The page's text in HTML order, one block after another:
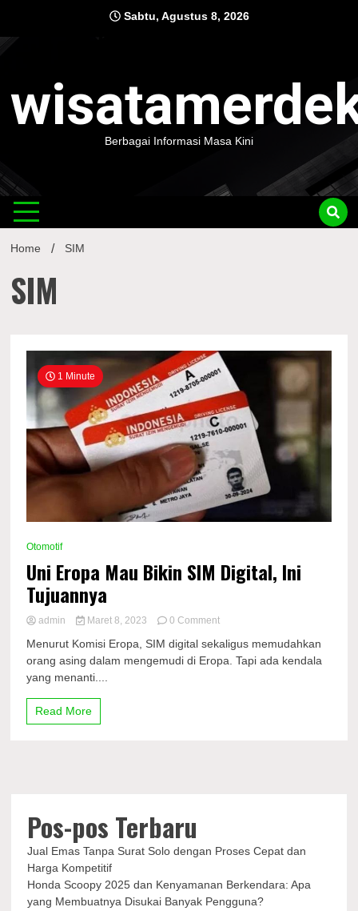
content
Sabtu, Agustus 8, 2026
Berbagai Informasi Masa Kini
Home SIM
SIM
1 Minute
Otomotif
Uni Eropa Mau Bikin SIM Digital, Ini
Tujuannya
admin Maret 8, 2023 0 Commenton
Eropa
Mau
Menurut Komisi Eropa, SIM digital sekaligus memudahkan
orang asing dalam mengemudi di Eropa. Tapi ada kendala
yang menanti....
Read More
Pos-pos Terbaru
Jual Emas Tanpa Surat Solo dengan Proses Cepat dan
Harga Kompetitif
Honda Scoopy 2025 dan Kenyamanan Berkendara: Apa
yang Membuatnya Disukai Banyak Pengguna?